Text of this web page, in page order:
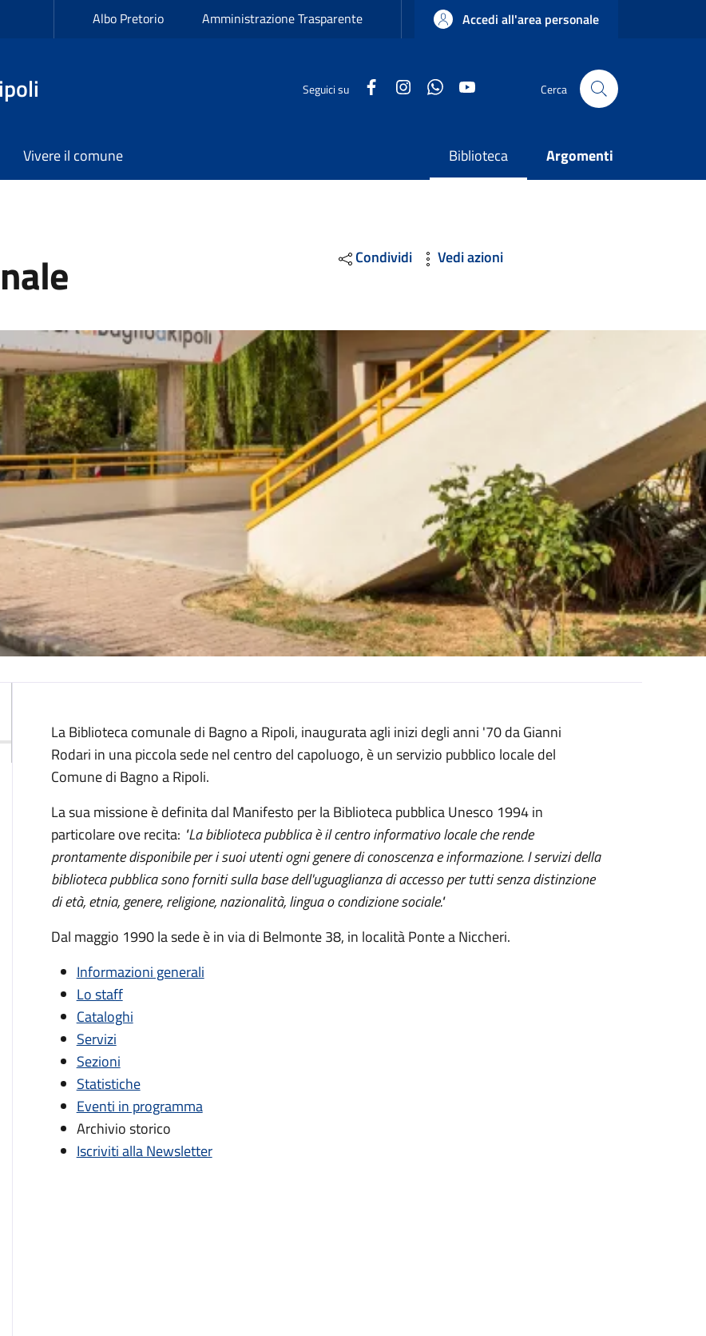
Albo Pretorio Amministrazione Trasparente Accedi all'area personale
Seguici su FacebookInstagramWhatsApp Cerca
Vivere il comune Biblioteca Argomenti
Condividi Vedi azioni
La Biblioteca comunale di Bagno a Ripoli, inaugurata agli inizi degli anni '70 da Gianni
Rodari in una piccola sede nel centro del capoluogo, è un servizio pubblico locale del
Comune di Bagno a Ripoli.
La sua missione è definita dal Manifesto per la Biblioteca pubblica Unesco 1994 in
particolare ove recita: "La biblioteca pubblica è il centro informativo locale che rende
prontamente disponibile per i suoi utenti ogni genere di conoscenza e informazione. I servizi della
biblioteca pubblica sono forniti sulla base dell'uguaglianza di accesso per tutti senza distinzione
di età, etnia, genere, religione, nazionalità, lingua o condizione sociale."
Dal maggio 1990 la sede è in via di Belmonte 38, in località Ponte a Niccheri.
Informazioni generali
Lo staff
Cataloghi
Servizi
Sezioni
Statistiche
Eventi in programma
Archivio storico
Iscriviti alla Newsletter